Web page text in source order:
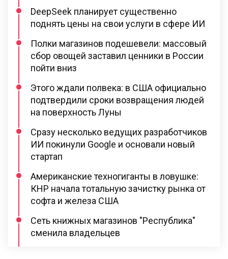
DeepSeek планирует существенно
поднять цены на свои услуги в сфере ИИ
Полки магазинов подешевели: массовый
сбор овощей заставил ценники в России
пойти вниз
Этого ждали полвека: в США официально
подтвердили сроки возвращения людей
на поверхность Луны
Сразу несколько ведущих разработчиков
ИИ покинули Google и основали новый
стартап
Американские техногиганты в ловушке:
КНР начала тотальную зачистку рынка от
софта и железа США
Сеть книжных магазинов "Республика"
сменила владельцев